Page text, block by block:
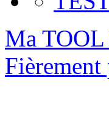
Ma
Fièrement